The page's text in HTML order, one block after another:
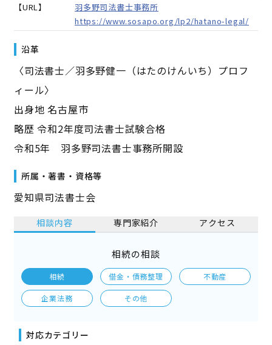
【URL】
羽多野司法書士事務所
https://www.sosapo.org/lp2/hatano-legal/
沿革
〈司法書士／羽多野健一（はたのけんいち）プロフ
ィール〉
出身地 名古屋市
略歴 令和2年度司法書士試験合格
令和5年 羽多野司法書士事務所開設
所属・著書・資格等
愛知県司法書士会
相談内容 専門家紹介 アクセス
相続の相談
相続 借金・債務整理 不動産
企業法務 その他
対応カテゴリー